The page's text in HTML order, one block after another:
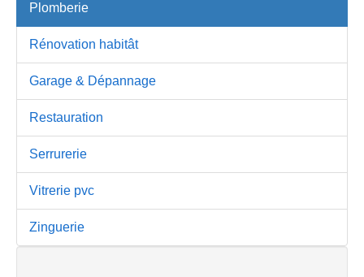
Plomberie
Rénovation habitât
Garage & Dépannage
Restauration
Serrurerie
Vitrerie pvc
Zinguerie